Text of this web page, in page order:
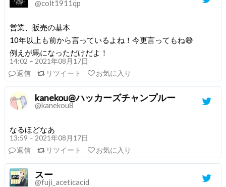
@colt1911qp
営業、販売の基本
10年以上も前から言っているよね！今更言ってもね😅
例えが馬になっただけだよ！
14:02 – 2021年08月17日
返信
リツイート お気に入り
kanekou@ハッカーズチャンプルー
@kanekou8
なるほどなあ
13:59 – 2021年08月17日
返信
リツイート お気に入り
スー
@fuji_aceticacid